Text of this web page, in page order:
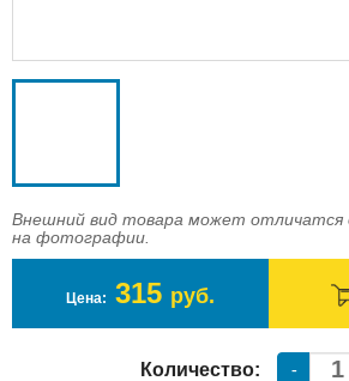
Внешний вид товара может отличатся
на фотографии.
Цена: 315 руб.
Количество: -